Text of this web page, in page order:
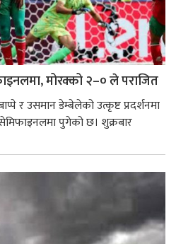
मोरक्को २–० ले पराजित
र उसमान डेम्बेलेको उत्कृष्ट प्रदर्शनमा
पुगेको छ। शुक्रबार